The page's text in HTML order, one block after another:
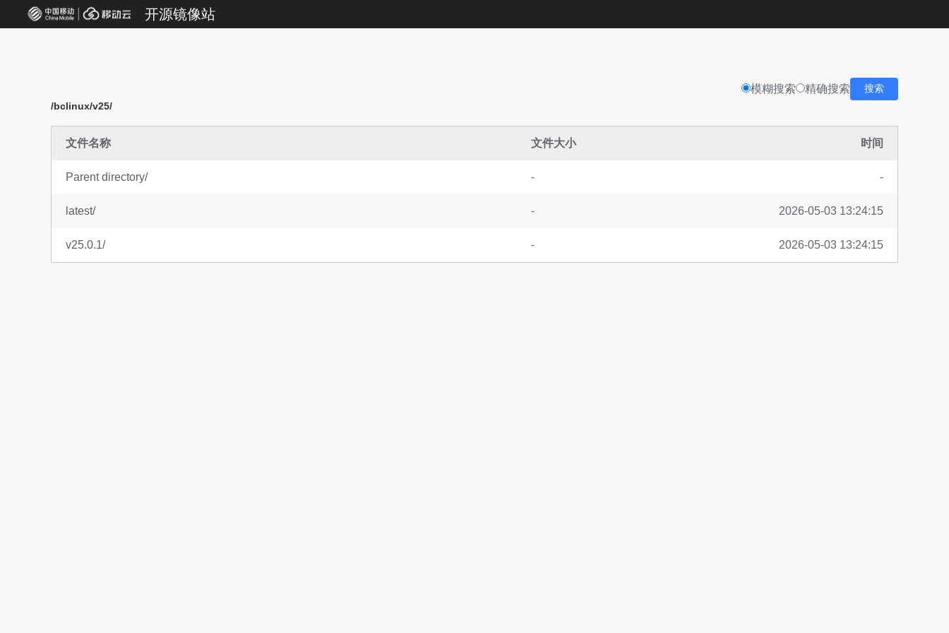
开源镜像站
模糊搜索 精确搜索
搜索
/bclinux/v25/
文件名称 文件大小 时间
Parent directory/ - -
latest/ - 2026-05-03 13:24:15
v25.0.1/ - 2026-05-03 13:24:15